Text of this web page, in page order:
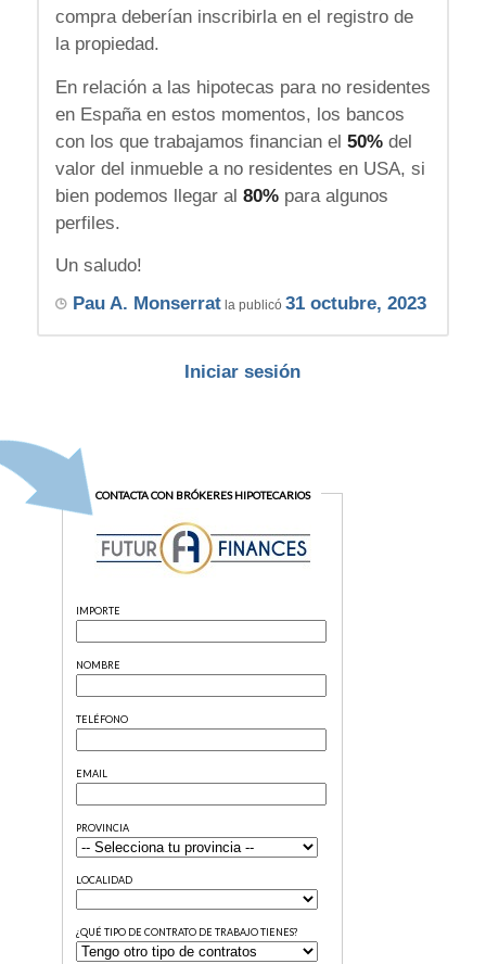
compra deberían inscribirla en el registro de
la propiedad.
En relación a las hipotecas para no residentes
en España en estos momentos, los bancos
con los que trabajamos financian el 50%del
valor del inmueble a no residentes en USA, si
bien podemos llegar al 80%para algunos
perfiles.
Un saludo!
Pau A. Monserratla publicó 31 octubre, 2023
Iniciar sesión